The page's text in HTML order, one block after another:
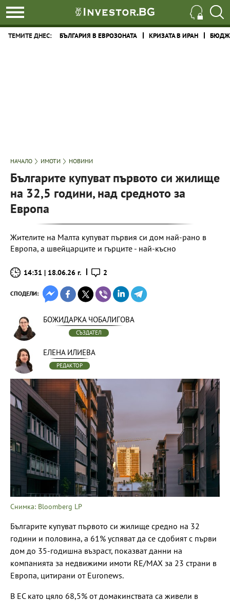
ТЕМИТЕ ДНЕС: БЪЛГАРИЯ В ЕВРОЗОНАТА КРИЗАТА В ИРАН
НАЧАЛО ИМОТИ НОВИНИ
Българите купуват първото си жилище
на 32,5 години, над средното за
Европа
Жителите на Малта купуват първия си дом най-рано в
Европа, а швейцарците и гърците - най-късно
14:31 | 18.06.26 г. 2
СПОДЕЛИ:
БОЖИДАРКА ЧОБАЛИГОВА
СЪЗДАТЕЛ
ЕЛЕНА ИЛИЕВА
РЕДАКТОР
Снимка: Bloomberg LP
Българите купуват първото си жилище средно на 32
години и половина, а 61% успяват да се сдобият с първи
дом до 35-годишна възраст, показват данни на
компанията за недвижими имоти RE/MAX за 23 страни в
Европа, цитирани от Euronews.
В ЕС като цяло 68,5% от домакинствата са живели в